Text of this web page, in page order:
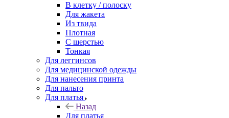
В клетку / полоску
Для жакета
Из твида
Плотная
С шерстью
Тонкая
Для леггинсов
Для медицинской одежды
Для нанесения принта
Для пальто
Для платья
Назад
Для платья